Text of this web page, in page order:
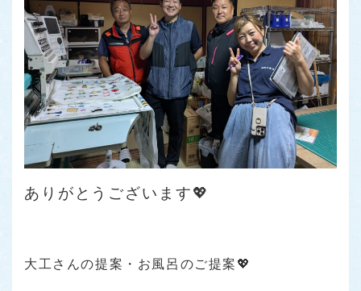
ありがとうございます💖
大工さんの提案・お風呂のご提案💖